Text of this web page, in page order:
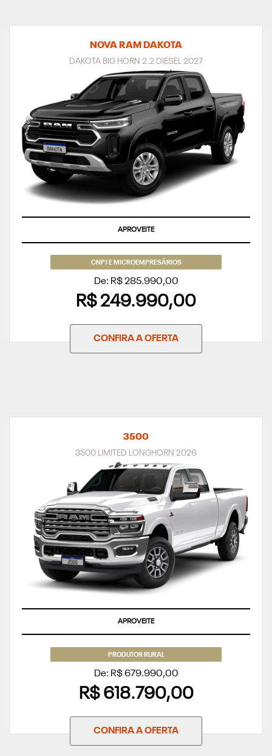
NOVA RAM DAKOTA
DAKOTA BIG HORN 2.2 DIESEL 2027
APROVEITE
CNPJ E MICROEMPRESÁRIOS
De: R$ 285.990,00
R$ 249.990,00
CONFIRA A OFERTA
3500
3500 LIMITED LONGHORN 2026
APROVEITE
PRODUTOR RURAL
De: R$ 679.990,00
R$ 618.790,00
CONFIRA A OFERTA